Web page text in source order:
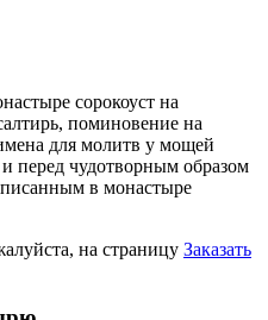
сорокоуст на
поминовение на
для молитв у мощей
перед чудотворным образом
в монастыре
на страницу Заказать